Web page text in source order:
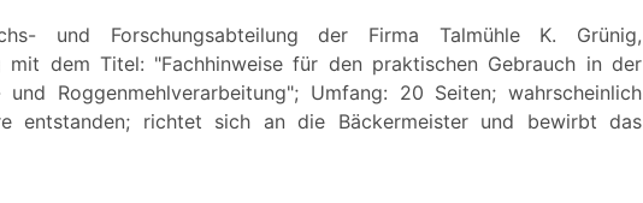
und Forschungsabteilung der Firma Talmühle K. Grünig,
mit dem Titel: "Fachhinweise für den praktischen Gebrauch in der
Roggenmehlverarbeitung"; Umfang: 20 Seiten; wahrscheinlich
entstanden; richtet sich an die Bäckermeister und bewirbt das